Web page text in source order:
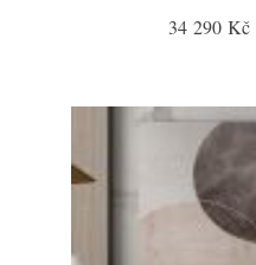
34 290 Kč